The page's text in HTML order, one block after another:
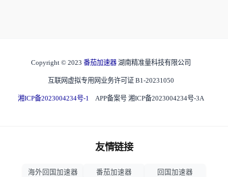
Copyright © 2023 番茄加速器 湖南精准量科技有限公司
互联网虚拟专用网业务许可证 B1-20231050
湘ICP备2023004234号-1 APP备案号 湘ICP备2023004234号-3A
友情链接
海外回国加速器 番茄加速器
回国加速器